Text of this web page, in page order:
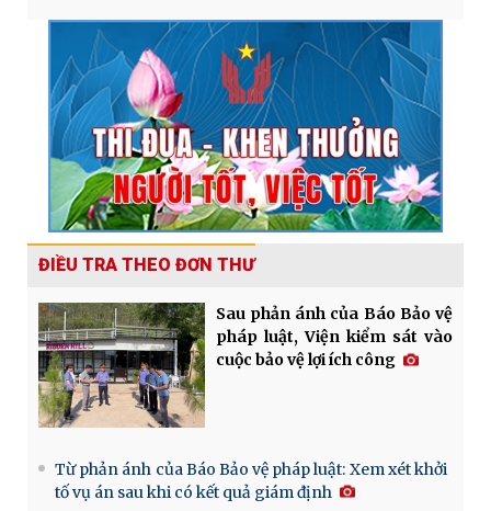
ĐIỀU TRA THEO ĐƠN THƯ
Sau phản ánh của Báo Bảo vệ
pháp luật, Viện kiểm sát vào
cuộc bảo vệ lợi ích công
Từ phản ánh của Báo Bảo vệ pháp luật: Xem xét khởi
tố vụ án sau khi có kết quả giám định